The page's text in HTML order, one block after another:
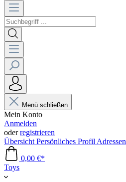
Menü schließen
Mein Konto
Anmelden
oderregistrieren
Übersicht Persönliches Profil Adressen
0,00 €*
Toys